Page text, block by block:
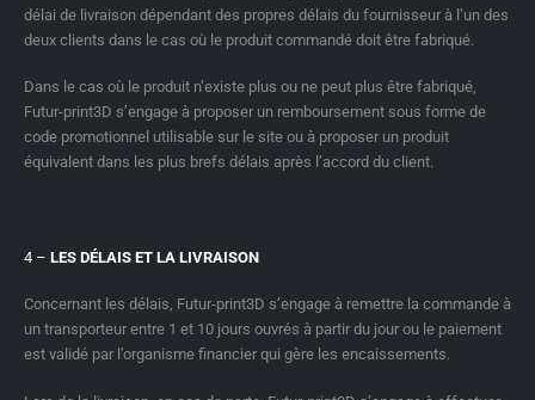
délai de livraison dépendant des propres délais du fournisseur à l’un des
deux clients dans le cas où le produit commandé doit être fabriqué.
Dans le cas où le produit n’existe plus ou ne peut plus être fabriqué,
Futur-print3D s’engage à proposer un remboursement sous forme de
code promotionnel utilisable sur le site ou à proposer un produit
équivalent dans les plus brefs délais après l’accord du client.
4 – LES DÉLAIS ET LA LIVRAISON
Concernant les délais, Futur-print3D s’engage à remettre la commande à
un transporteur entre 1 et 10 jours ouvrés à partir du jour ou le paiement
est validé par l’organisme financier qui gère les encaissements.